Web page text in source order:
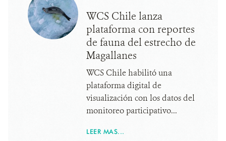
WCS Chile lanza
plataforma con reportes
de fauna del estrecho de
Magallanes
WCS Chile habilitó una
plataforma digital de
visualización con los datos del
monitoreo participativo...
LEER MAS...